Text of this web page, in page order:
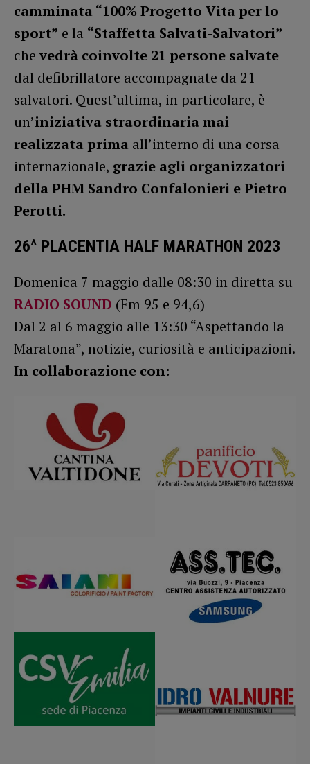
camminata “100% Progetto Vita per lo
sport” e la “Staffetta Salvati-Salvatori”
che vedrà coinvolte 21 persone salvate
dal defibrillatore accompagnate da 21
salvatori. Quest’ultima, in particolare, è
un’iniziativa straordinaria mai
realizzata prima all’interno di una corsa
internazionale, grazie agli organizzatori
della PHM Sandro Confalonieri e Pietro
Perotti.
26^ PLACENTIA HALF MARATHON 2023
Domenica 7 maggio dalle 08:30 in diretta su
RADIO SOUND (Fm 95 e 94,6)
Dal 2 al 6 maggio alle 13:30 “Aspettando la
Maratona”, notizie, curiosità e anticipazioni.
In collaborazione con: